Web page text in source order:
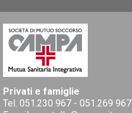
Privati e famiglie
Tel. 051.230 967- 051.269 967